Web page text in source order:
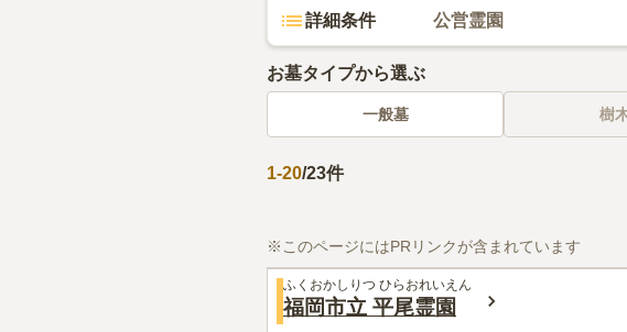
詳細条件 公営霊園
お墓タイプから選ぶ
一般墓 樹
1-20/23件
※このページにはPRリンクが含まれています
ふくおかしりつ ひらおれいえん
福岡市立 平尾霊園